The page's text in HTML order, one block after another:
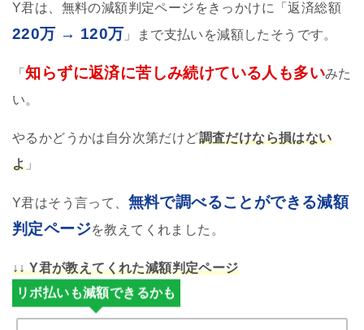
Y君は、無料の減額判定ページをきっかけに「返済総額
220万 → 120万 」まで支払いを減額したそうです。
「知らずに返済に苦しみ続けている人も多いみた
い。
やるかどうかは自分次第だけど調査だけなら損はない
よ 」
Y君はそう言って、 無料で調べることができる減額
判定ページを教えてくれました。
↓↓ Y君が教えてくれた減額判定ページ
リボ払いも減額できるかも